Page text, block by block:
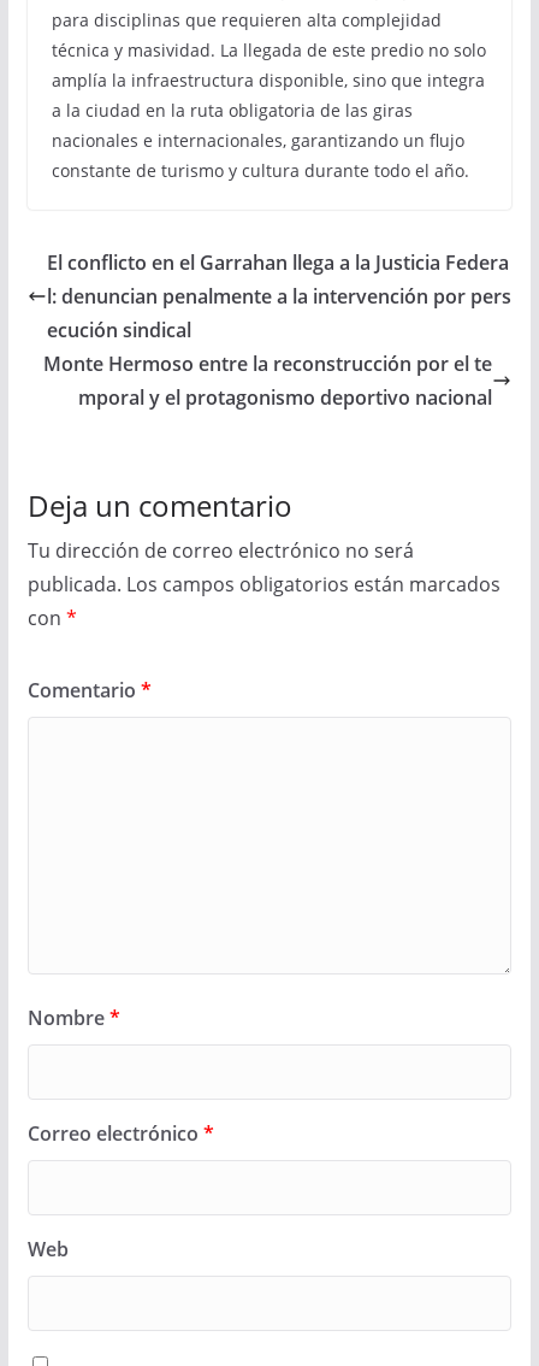
para disciplinas que requieren alta complejidad
técnica y masividad. La llegada de este predio no solo
amplía la infraestructura disponible, sino que integra
a la ciudad en la ruta obligatoria de las giras
nacionales e internacionales, garantizando un flujo
constante de turismo y cultura durante todo el año.
El conflicto en el Garrahan llega a la Justicia Federa
l: denuncian penalmente a la intervención por pers
ecución sindical
Monte Hermoso entre la reconstrucción por el te
mporal y el protagonismo deportivo nacional
Deja un comentario
Tu dirección de correo electrónico no será
publicada. Los campos obligatorios están marcados
con *
Comentario *
Nombre*
Correo electrónico *
Web